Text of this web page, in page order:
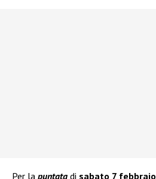
Per la puntata di sabato 7 febbraio